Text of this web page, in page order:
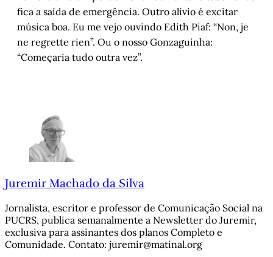
fica a saída de emergência. Outro alívio é excitar
música boa. Eu me vejo ouvindo Edith Piaf: “Non, je
ne regrette rien”. Ou o nosso Gonzaguinha:
“Começaria tudo outra vez”.
Juremir Machado da Silva
Jornalista, escritor e professor de Comunicação Social na
PUCRS, publica semanalmente a Newsletter do Juremir,
exclusiva para assinantes dos planos Completo e
Comunidade. Contato: juremir@matinal.org